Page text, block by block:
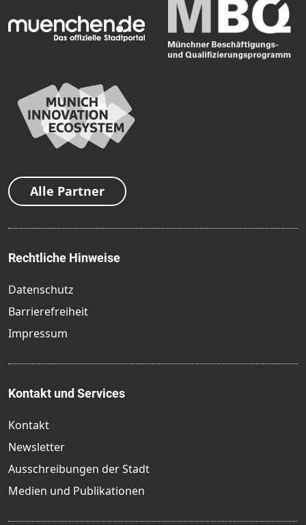
Alle Partner
Rechtliche Hinweise
Datenschutz
Barrierefreiheit
Impressum
Kontakt und Services
Kontakt
Newsletter
Ausschreibungen der Stadt
Medien und Publikationen